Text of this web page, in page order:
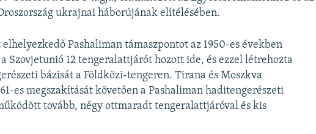
ukrajnai háborújának elítélésében.
Pashaliman támaszpontot az 1950-es években
Szovjetunió 12 tengeralattjárót hozott ide, és ezzel létrehozta
bázisát a Földközi-tengeren. Tirana és Moszkva
es megszakítását követően a Pashaliman haditengerészeti
tovább, négy ottmaradt tengeralattjáróval és kis